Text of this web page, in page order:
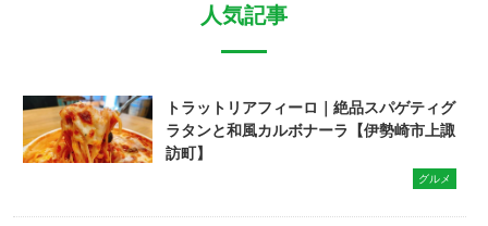
人気記事
トラットリアフィーロ｜絶品スパゲティグ
ラタンと和風カルボナーラ【伊勢崎市上諏
訪町】
グルメ